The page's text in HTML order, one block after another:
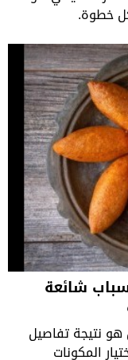
خطوة.
شائعة
هو نتيجة تفاصيل
المكونات